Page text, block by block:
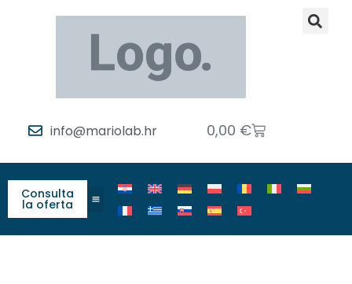
info@mariolab.hr 0,00 €
Consulta
la oferta